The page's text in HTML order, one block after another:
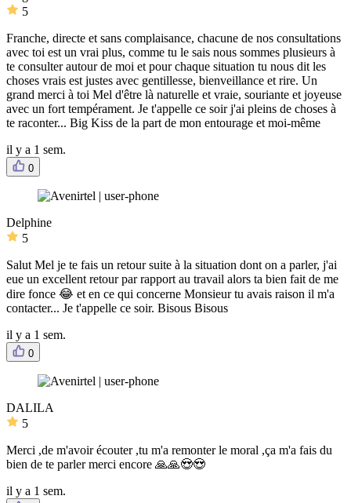
5
Franche, directe et sans complaisance, chacune de nos consultations
avec toi est un vrai plus, comme tu le sais nous sommes plusieurs à
te consulter autour de moi et pour chaque situation tu nous dit les
choses vrais est justes avec gentillesse, bienveillance et rire. Un
grand merci à toi Mel d'être là naturelle et vraie, souriante et joyeuse
avec un fort tempérament. Je t'appelle ce soir j'ai pleins de choses à
te raconter... Big Kiss de la part de mon entourage et moi-même
il y a 1 sem.
0
Delphine
5
Salut Mel je te fais un retour suite à la situation dont on a parler, j'ai
eue un excellent retour par rapport au travail alors ta bien fait de me
dire fonce 😂 et en ce qui concerne Monsieur tu avais raison il m'a
contacter... Je t'appelle ce soir. Bisous Bisous
il y a 1 sem.
0
DALILA
5
Merci ,de m'avoir écouter ,tu m'a remonter le moral ,ça m'a fais du
bien de te parler merci encore 🙏🙏😍😍
il y a 1 sem.